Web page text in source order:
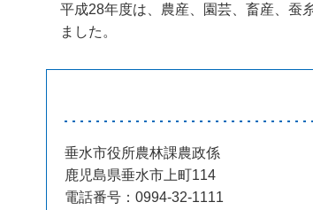
平成28年度は、農産、園芸、畜産、蚕
ました。
垂水市役所農林課農政係
鹿児島県垂水市上町114
電話番号：0994-32-1111